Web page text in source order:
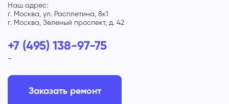
Наш адрес:
г. Москва, ул. Расплетина, 8к1
г. Москва, Зеленый проспект, д. 42
+7 (495) 138-97-75
-
Заказать ремонт